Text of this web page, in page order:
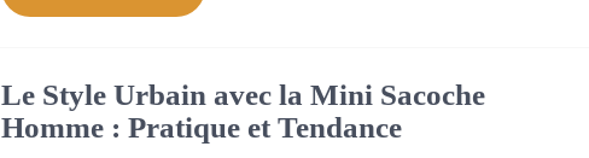
Le Style Urbain avec la Mini Sacoche
Homme : Pratique et Tendance